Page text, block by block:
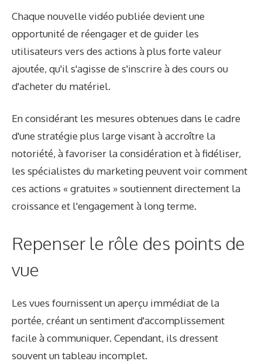
Chaque nouvelle vidéo publiée devient une
opportunité de réengager et de guider les
utilisateurs vers des actions à plus forte valeur
ajoutée, qu'il s'agisse de s'inscrire à des cours ou
d'acheter du matériel.
En considérant les mesures obtenues dans le cadre
d'une stratégie plus large visant à accroître la
notoriété, à favoriser la considération et à fidéliser,
les spécialistes du marketing peuvent voir comment
ces actions « gratuites » soutiennent directement la
croissance et l'engagement à long terme.
Repenser le rôle des points de
vue
Les vues fournissent un aperçu immédiat de la
portée, créant un sentiment d'accomplissement
facile à communiquer. Cependant, ils dressent
souvent un tableau incomplet.